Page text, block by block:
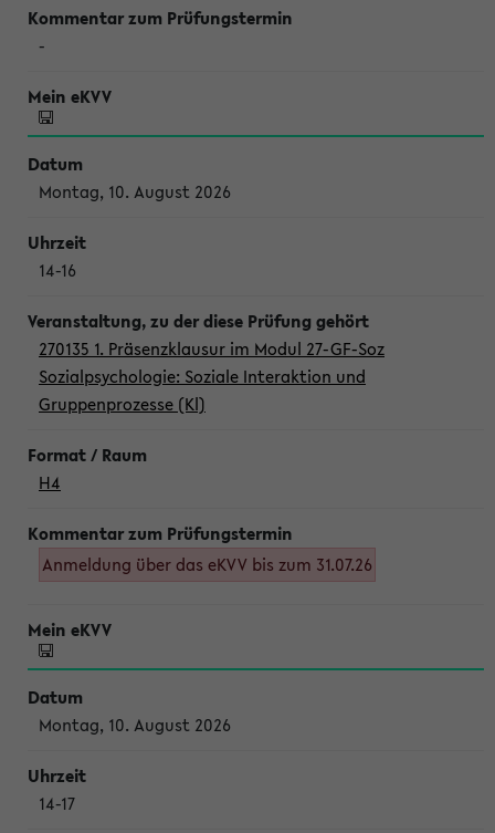
-
Montag, 10. August 2026
14-16
270135 1. Präsenzklausur im Modul 27-GF-Soz
Sozialpsychologie: Soziale Interaktion und
Gruppenprozesse (Kl)
H4
Anmeldung über das eKVV bis zum 31.07.26
Montag, 10. August 2026
14-17